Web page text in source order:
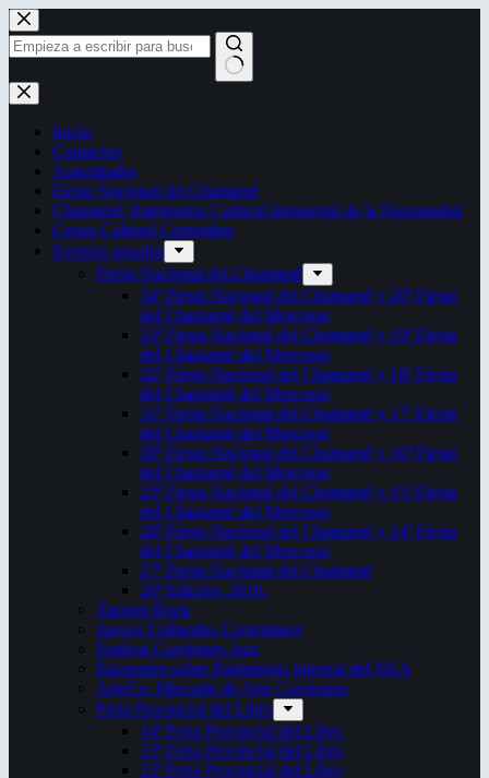
Saltar
al
contenido
Sin
resultados
Inicio
Contactos
Autoridades
Fiesta Nacional del Chamamé
Chamamé: Patrimonio Cultural Inmaterial de la Humanidad
Censo Cultural Correntino
Eventos anuales
Fiesta Nacional del Chamamé
34ª Fiesta Nacional del Chamamé y 20ª Fiesta
del Chamamé del Mercosur
33ª Fiesta Nacional del Chamamé y 19ª Fiesta
del Chamamé del Mercosur
32ª Fiesta Nacional del Chamamé y 18ª Fiesta
del Chamamé del Mercosur
31ª Fiesta Nacional del Chamamé y 17ª Fiesta
del Chamamé del Mercosur
30ª Fiesta Nacional del Chamamé y 16ª Fiesta
del Chamamé del Mercosur
29ª Fiesta Nacional del Chamamé y 15ª Fiesta
del Chamamé del Mercosur
28ª Fiesta Nacional del Chamamé y 14ª Fiesta
del Chamamé del Mercosur
27ª Fiesta Nacional del Chamamé
26ª Edición. 2016.
Taragüi Rock
Juegos Culturales Correntinos
Festival Corrientes Jazz
Encuentro sobre Patrimonio Integral del NEA
ArteCo. Mercado de Arte Corrientes
Feria Provincial del Libro
14ª Feria Provincial del Libro
13ª Feria Provincial del Libro
12ª Feria Provincial del Libro